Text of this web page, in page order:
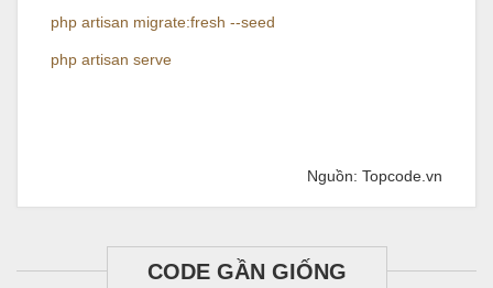
php artisan migrate:fresh --seed
php artisan serve
Nguồn: Topcode.vn
CODE GẦN GIỐNG